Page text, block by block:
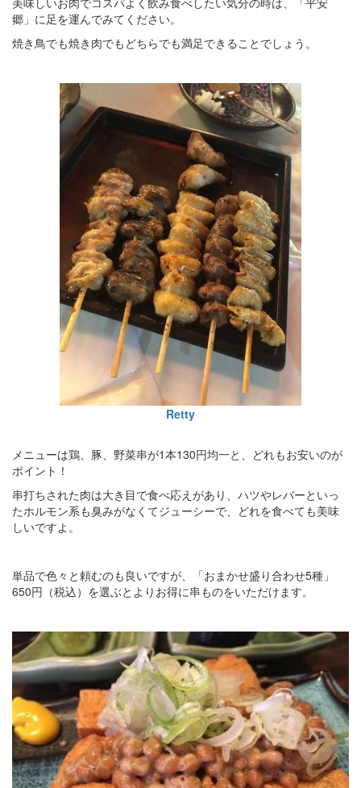
郷」に足を運んでみてください。
焼き鳥でも焼き肉でもどちらでも満足できることでしょう。
Retty
メニューは鶏、豚、野菜串が1本130円均一と、どれもお安いのが
ポイント！
串打ちされた肉は大き目で食べ応えがあり、ハツやレバーといっ
たホルモン系も臭みがなくてジューシーで、どれを食べても美味
しいですよ。
単品で色々と頼むのも良いですが、「おまかせ盛り合わせ5種」
650円（税込）を選ぶとよりお得に串ものをいただけます。